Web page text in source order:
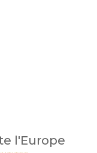
l'Europe